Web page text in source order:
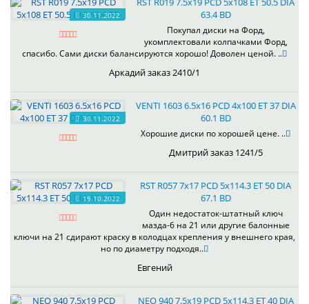
30.11.2022
63.4 BD
Покупал диски на Форд,
укомплектовали колпачками Форд,
спасибо. Сами диски балансируются хорошо! Доволен ценой. ..
Аркадий заказ 2410/1
30.11.2022
VENTI 1603 6.5x16 PCD 4x100 ET 37 DIA
60.1 BD
Хорошие диски по хорошей цене. ..
Дмитрий заказ 1241/5
19.10.2022
RST R057 7x17 PCD 5x114.3 ET 50 DIA
67.1 BD
Один недостаток-штатный ключ
мазда-6 на 21 или другие балонные
ключи на 21 сдирают краску в колодцах крепления у внешнего края,
но по диаметру подходя..
Евгений
NEO 940 7.5x19 PCD 5x114.3 ET 40 DIA